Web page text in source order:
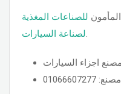
للصناعات المغذية
لصناعة السيارات.
مصنع اجزاء السيارات